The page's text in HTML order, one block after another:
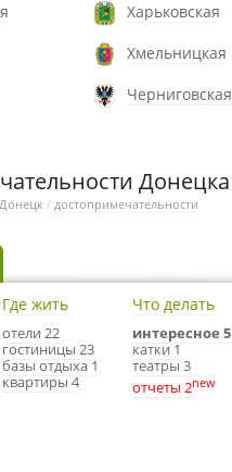
Харьковская
Хмельницкая
Черниговская
Донецка
Донецк / достопримечательности
Где жить
отели 22
гостиницы 23
базы отдыха 1
квартиры 4
Что делать
интересное 5
катки 1
театры 3
отчеты 2new